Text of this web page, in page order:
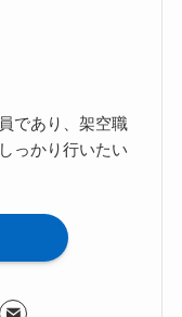
であり、架空職
っかり行いたい